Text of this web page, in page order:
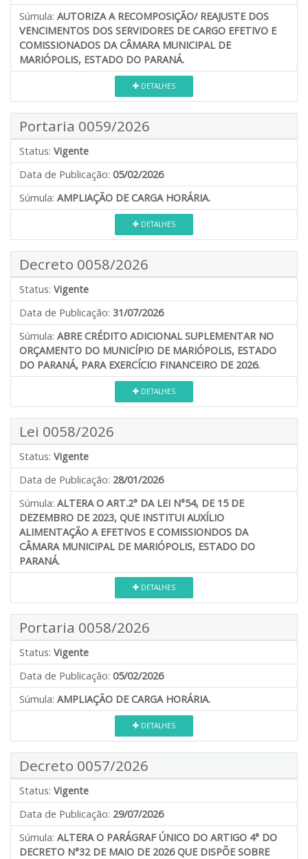
Súmula: AUTORIZA A RECOMPOSIÇÃO/ REAJUSTE DOS
VENCIMENTOS DOS SERVIDORES DE CARGO EFETIVO E
COMISSIONADOS DA CÂMARA MUNICIPAL DE
MARIÓPOLIS, ESTADO DO PARANÁ.
DETALHES
Portaria 0059/2026
Status: Vigente
Data de Publicação: 05/02/2026
Súmula: AMPLIAÇÃO DE CARGA HORÁRIA.
DETALHES
Decreto 0058/2026
Status: Vigente
Data de Publicação: 31/07/2026
Súmula: ABRE CRÉDITO ADICIONAL SUPLEMENTAR NO
ORÇAMENTO DO MUNICÍPIO DE MARIÓPOLIS, ESTADO
DO PARANÁ, PARA EXERCÍCIO FINANCEIRO DE 2026.
DETALHES
Lei 0058/2026
Status: Vigente
Data de Publicação: 28/01/2026
Súmula: ALTERA O ART.2° DA LEI N°54, DE 15 DE
DEZEMBRO DE 2023, QUE INSTITUI AUXÍLIO
ALIMENTAÇÃO A EFETIVOS E COMISSIONDOS DA
CÂMARA MUNICIPAL DE MARIÓPOLIS, ESTADO DO
PARANÁ.
DETALHES
Portaria 0058/2026
Status: Vigente
Data de Publicação: 05/02/2026
Súmula: AMPLIAÇÃO DE CARGA HORÁRIA.
DETALHES
Decreto 0057/2026
Status: Vigente
Data de Publicação: 29/07/2026
Súmula: ALTERA O PARÁGRAF ÚNICO DO ARTIGO 4° DO
DECRETO N°32 DE MAIO DE 2026 QUE DISPÕE SOBRE